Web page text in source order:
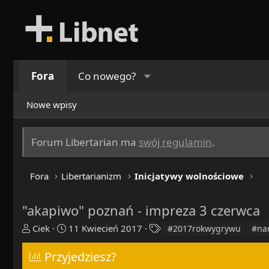
Fora Co nowego?
Nowe wpisy
Forum Libertarian ma swój regulamin.
Fora Libertarianizm Inicjatywy wolnościowe
"akapiwo" poznań - impreza 3 czerwca
T
h
r
Ciek
R
o
z
p
11 Kwiecień 2017
a
#2017rokwygrywu
Przyjedziesz?